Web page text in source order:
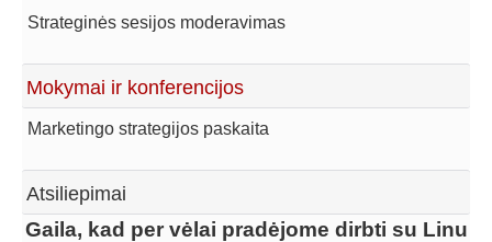
Strateginės sesijos moderavimas
Mokymai ir konferencijos
Marketingo strategijos paskaita
Atsiliepimai
Gaila, kad per vėlai pradėjome dirbti su Linu